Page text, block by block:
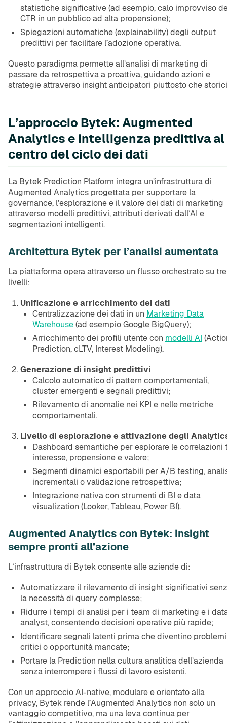
statistiche significative (ad esempio, calo improvviso
CTR in un pubblico ad alta propensione);
Spiegazioni automatiche (explainability) degli output
predittivi per facilitare l’adozione operativa.
Questo paradigma permette all’analisi di marketing di
passare da retrospettiva a proattiva, guidando azioni e
strategie attraverso insight anticipatori piuttosto che
L’approccio Bytek: Augmented
Analytics e intelligenza predittiva al
centro del ciclo dei dati
La Bytek Prediction Platform integra un’infrastruttura di
Augmented Analytics progettata per supportare la
governance, l’esplorazione e il valore dei dati di marketing
attraverso modelli predittivi, attributi derivati dall’AI e
segmentazioni intelligenti.
Architettura Bytek per l’analisi aumentata
La piattaforma opera attraverso un flusso orchestrato su tre
livelli:
Unificazione e arricchimento dei dati
Centralizzazione dei dati in un Marketing Data
Warehouse(ad esempio Google BigQuery);
Arricchimento dei profili utente con modelli AI
Prediction, cLTV, Interest Modeling).
Generazione di insight predittivi
Calcolo automatico di pattern comportamentali,
cluster emergenti e segnali predittivi;
Rilevamento di anomalie nei KPI e nelle metriche
comportamentali.
Livello di esplorazione e attivazione degli
Dashboard semantiche per esplorare le correlazioni
interesse, propensione e valore;
Segmenti dinamici esportabili per A/B testing,
incrementali o validazione retrospettiva;
Integrazione nativa con strumenti di BI e data
visualization (Looker, Tableau, Power BI).
Augmented Analytics con Bytek: insight
sempre pronti all’azione
L’infrastruttura di Bytek consente alle aziende di:
Automatizzare il rilevamento di insight significativi
la necessità di query complesse;
Ridurre i tempi di analisi per i team di marketing e i
analyst, consentendo decisioni operative più rapide;
Identificare segnali latenti prima che diventino problemi
critici o opportunità mancate;
Portare la Prediction nella cultura analitica dell’azienda
senza interrompere i flussi di lavoro esistenti.
Con un approccio AI-native, modulare e orientato alla
privacy, Bytek rende l’Augmented Analytics non solo un
vantaggio competitivo, ma una leva continua per